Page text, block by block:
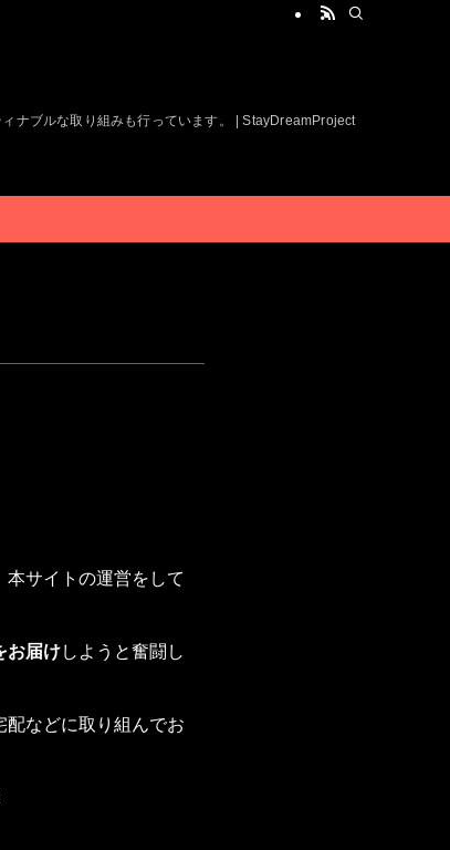
ナブルな取り組みも行っています。 | StayDreamProject
本サイトの運営をして
お届けしようと奮闘し
などに取り組んでお